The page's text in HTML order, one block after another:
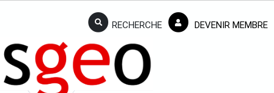
RECHERCHE DEVENIR MEMBRE